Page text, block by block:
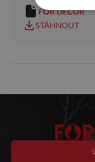
FOR DECOR
STÁHNOUT